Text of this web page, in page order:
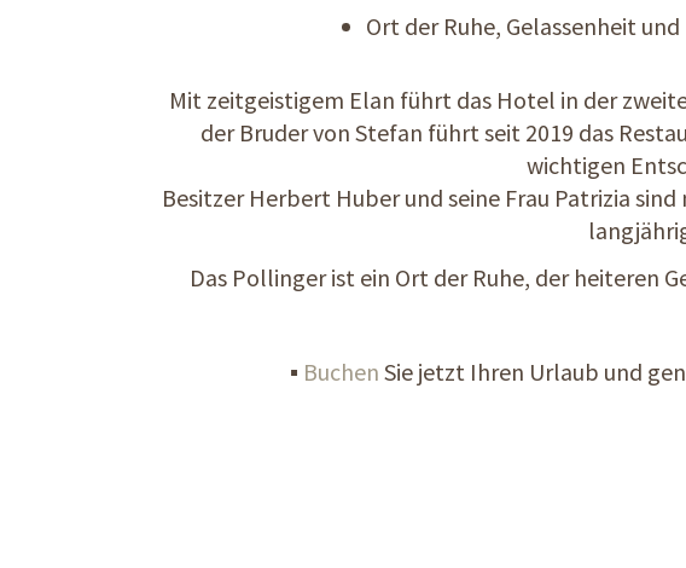
Ort der Ruhe, Gelassenheit
Mit zeitgeistigem Elan führt das Hotel in der
der Bruder von Stefan führt seit 2019 das
wichtigen
Besitzer Herbert Huber und seine Frau Patrizia
Das Pollinger ist ein Ort der Ruhe, der heiteren
▪ Buchen Sie jetzt Ihren Urlaub und